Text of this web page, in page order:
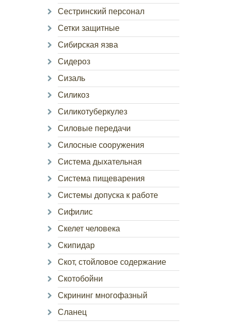
Сестринский персонал
Сетки защитные
Сибирская язва
Сидероз
Сизаль
Силикоз
Силикотуберкулез
Силовые передачи
Силосные сооружения
Система дыхательная
Система пищеварения
Системы допуска к работе
Сифилис
Скелет человека
Скипидар
Скот, стойловое содержание
Скотобойни
Скрининг многофазный
Сланец